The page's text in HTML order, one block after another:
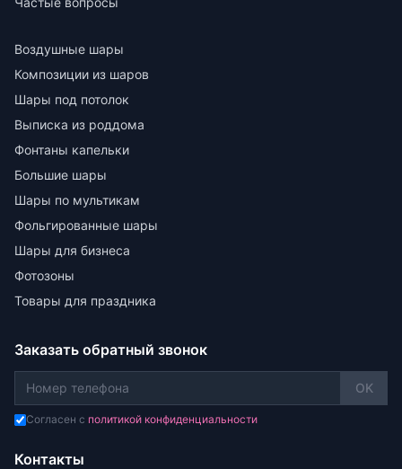
Воздушные шары
Композиции из шаров
Шары под потолок
Выписка из роддома
Фонтаны капельки
Большие шары
Шары по мультикам
Фольгированные шары
Шары для бизнеса
Фотозоны
Товары для праздника
Заказать обратный звонок
OK
Согласен с политикой конфиденциальности
Контакты